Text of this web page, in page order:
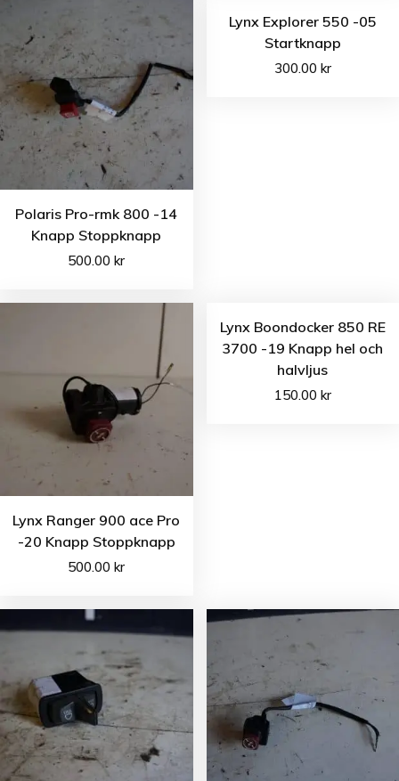
Polaris Pro-rmk 800 -14
Knapp Stoppknapp
500.00kr
Lynx Explorer 550 -05
Startknapp
300.00 kr
Lynx Ranger 900 ace Pro
-20 Knapp Stoppknapp
500.00kr
Lynx Boondocker 850 RE
3700 -19 Knapp hel och
halvljus
150.00 kr